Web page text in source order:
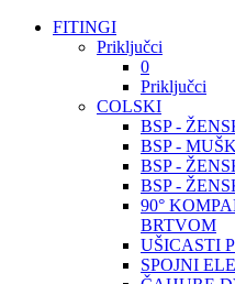
FITINGI
Priključci
0
Priključci
COLSKI
BSP -
BSP -
BSP -
BSP -
90°
BRTVOM
UŠICASTI
SPOJNI